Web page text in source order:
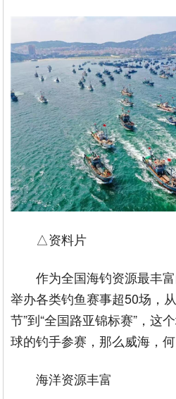
△资料片
作为全国海钓资源最丰
举办各类钓鱼赛事超50场，
节”到“全国路亚锦标赛”，这
球的钓手参赛，那么威海，何
海洋资源丰富